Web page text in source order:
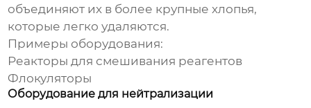
объединяют их в более крупные хлопья,
которые легко удаляются.
Примеры оборудования:
Реакторы для смешивания реагентов
Флокуляторы
Оборудование для нейтрализации